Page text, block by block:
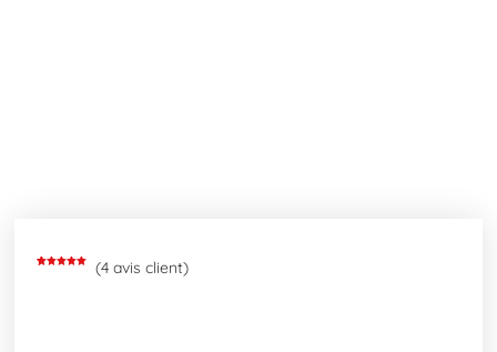
(4 avis client)